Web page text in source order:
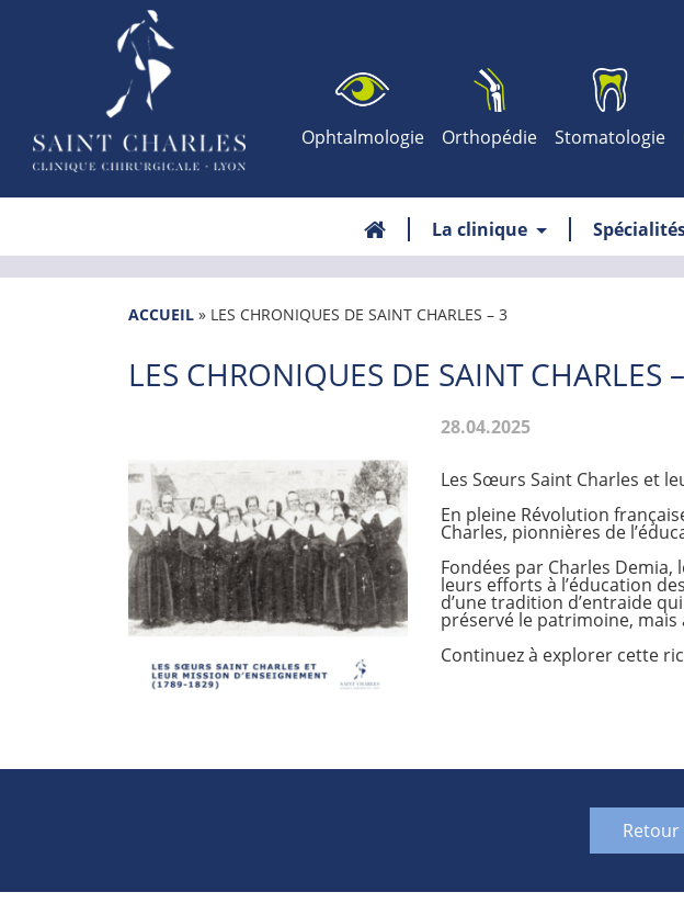
Ophtalmologie Orthopédie Stomatologie
La clinique
ACCUEIL » LES CHRONIQUES DE SAINT CHARLES – 3
LES CHRONIQUES DE SAINT CHARLES
28.04.2025
Les Sœurs Saint Charles et
En pleine Révolution
Charles, pionnières de
Fondées par Charles
leurs efforts à l’éducation
d’une tradition d’entraide
préservé le patrimoine, mais
Continuez à explorer cette